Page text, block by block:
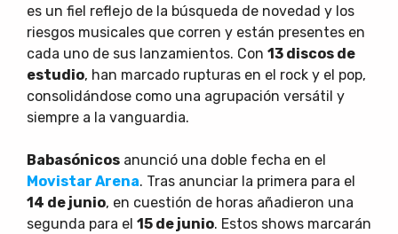
es un fiel reflejo de la búsqueda de novedad y los
riesgos musicales que corren y están presentes en
cada uno de sus lanzamientos. Con 13 discos de
estudio, han marcado rupturas en el rock y el pop,
consolidándose como una agrupación versátil y
siempre a la vanguardia.
Babasónicos anunció una doble fecha en el
Movistar Arena. Tras anunciar la primera para el
14 de junio, en cuestión de horas añadieron una
segunda para el 15 de junio. Estos shows marcarán